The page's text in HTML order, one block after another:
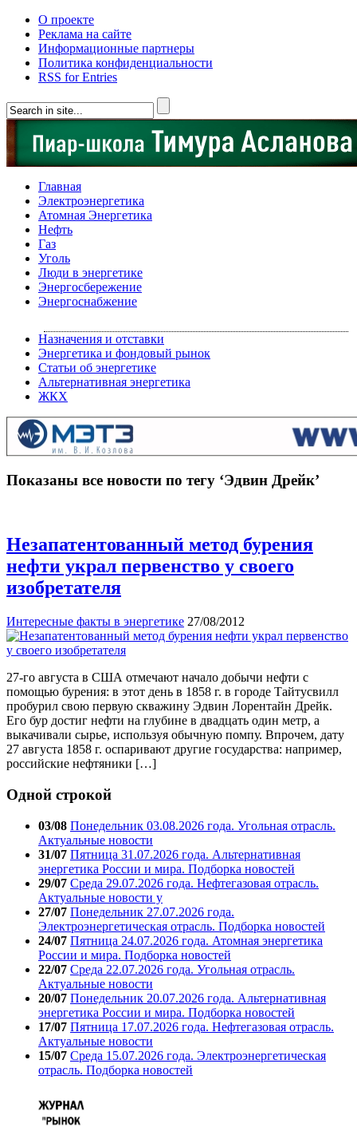
О проекте
Реклама на сайте
Информационные партнеры
Политика конфиденциальности
RSS for Entries
Главная
Электроэнергетика
Атомная Энергетика
Нефть
Газ
Уголь
Люди в энергетике
Энергосбережение
Энергоснабжение
Назначения и отставки
Энергетика и фондовый рынок
Статьи об энергетике
Альтернативная энергетика
ЖКХ
Показаны все новости по тегу ‘Эдвин Дрейк’
Незапатентованный метод бурения
нефти украл первенство у своего
изобретателя
Интересные факты в энергетике 27/08/2012
27-го августа в США отмечают начало добычи нефти с
помощью бурения: в этот день в 1858 г. в городе Тайтусвилл
пробурил свою первую скважину Эдвин Лорентайн Дрейк.
Его бур достиг нефти на глубине в двадцать один метр, а
выкачивали сырье, используя обычную помпу. Впрочем, дату
27 августа 1858 г. оспаривают другие государства: например,
российские нефтяники […]
Одной строкой
03/08 Понедельник 03.08.2026 года. Угольная отрасль.
Актуальные новости
31/07 Пятница 31.07.2026 года. Альтернативная
энергетика России и мира. Подборка новостей
29/07 Среда 29.07.2026 года. Нефтегазовая отрасль.
Актуальные новости у
27/07 Понедельник 27.07.2026 года.
Электроэнергетическая отрасль. Подборка новостей
24/07 Пятница 24.07.2026 года. Атомная энергетика
России и мира. Подборка новостей
22/07 Среда 22.07.2026 года. Угольная отрасль.
Актуальные новости
20/07 Понедельник 20.07.2026 года. Альтернативная
энергетика России и мира. Подборка новостей
17/07 Пятница 17.07.2026 года. Нефтегазовая отрасль.
Актуальные новости
15/07 Среда 15.07.2026 года. Электроэнергетическая
отрасль. Подборка новостей